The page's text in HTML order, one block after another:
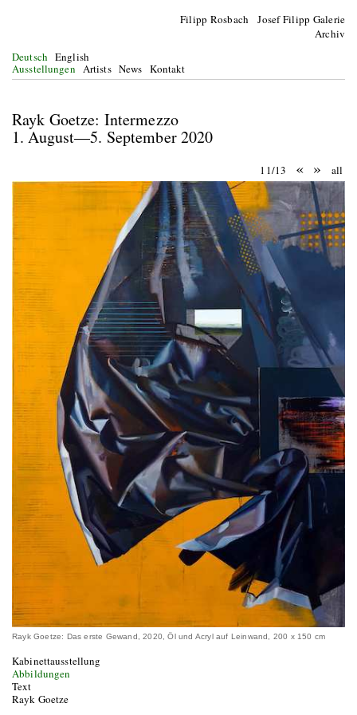
Filipp Rosbach Josef Filipp Galerie
Archiv
Deutsch English
Ausstellungen Artists News Kontakt
Rayk Goetze: Intermezzo
1. August—5. September 2020
11/13 « » all
Rayk Goetze: Das erste Gewand, 2020, Öl und Acryl auf Leinwand, 200 x 150 cm
Kabinettausstellung
Abbildungen
Text
Rayk Goetze